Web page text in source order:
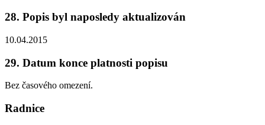
28. Popis byl naposledy aktualizován
10.04.2015
29. Datum konce platnosti popisu
Bez časového omezení.
Radnice